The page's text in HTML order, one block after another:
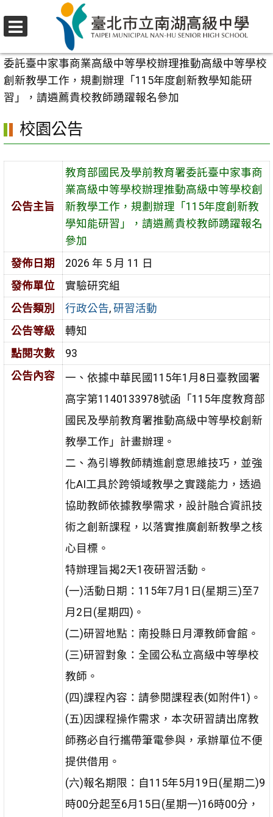
至
要
內
容
校園公告
委託臺中家事商業高級中等學校辦理推動高級中等學校
創新教學工作，規劃辦理「115年度創新教學知能研
習」，請遴薦貴校教師踴躍報名參加
校園公告
公告主旨
教育部國民及學前教育署委託臺中家事商
業高級中等學校辦理推動高級中等學校創
新教學工作，規劃辦理「115年度創新教
學知能研習」，請遴薦貴校教師踴躍報名
參加
發佈日期
2026 年 5 月 11 日
發佈單位
實驗研究組
公告類別
行政公告, 研習活動
公告等級
轉知
點閱次數
93
公告內容
一、依據中華民國115年1月8日臺教國署
高字第1140133978號函「115年度教育部
國民及學前教育署推動高級中等學校創新
教學工作」計畫辦理。
二、為引導教師精進創意思維技巧，並強
化AI工具於跨領域教學之實踐能力，透過
協助教師依據教學需求，設計融合資訊技
術之創新課程，以落實推廣創新教學之核
心目標。
特辦理旨揭2天1夜研習活動。
(一)活動日期：115年7月1日(星期三)至7
月2日(星期四)。
(二)研習地點：南投縣日月潭教師會館。
(三)研習對象：全國公私立高級中等學校
教師。
(四)課程內容：請參閱課程表(如附件1)。
(五)因課程操作需求，本次研習請出席教
師務必自行攜帶筆電參與，承辦單位不便
提供借用。
(六)報名期限：自115年5月19日(星期二)9
時00分起至6月15日(星期一)16時00分，
選
單